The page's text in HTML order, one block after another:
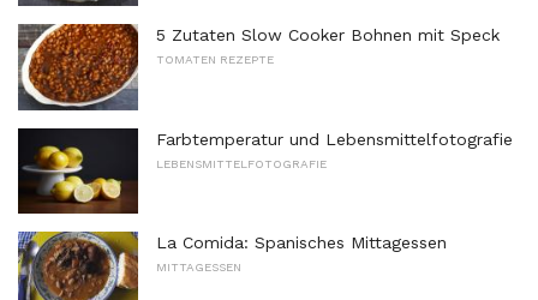
5 Zutaten Slow Cooker Bohnen mit Speck
TOMATEN REZEPTE
Farbtemperatur und Lebensmittelfotografie
LEBENSMITTELFOTOGRAFIE
La Comida: Spanisches Mittagessen
MITTAGESSEN